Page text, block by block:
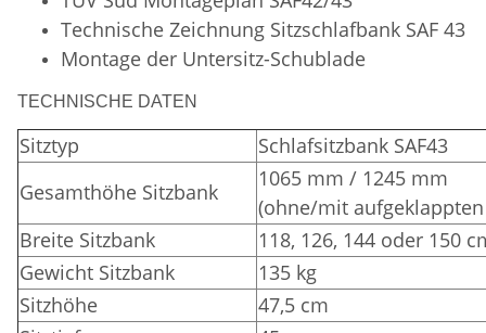
Technische Zeichnung Sitzschlafbank SAF 43
Montage der Untersitz-Schublade
TECHNISCHE DATEN
Sitztyp
Schlafsitzbank SAF43
Gesamthöhe Sitzbank
1065 mm / 1245 mm
(ohne/mit
Breite Sitzbank
118, 126, 144 oder 150
Gewicht Sitzbank
135 kg
Sitzhöhe
47,5 cm